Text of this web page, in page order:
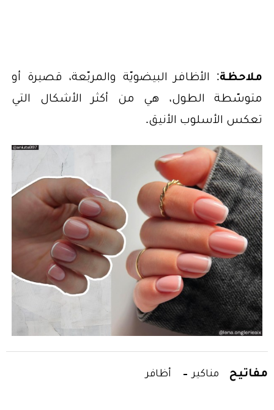
ملاحظة: الأظافر البيضويّة والمربّعة، قصيرة أو
متوسّطة الطول، هي من أكثر الأشكال التي
تعكس الأسلوب الأنيق.
مفاتيح مناكير أظافر